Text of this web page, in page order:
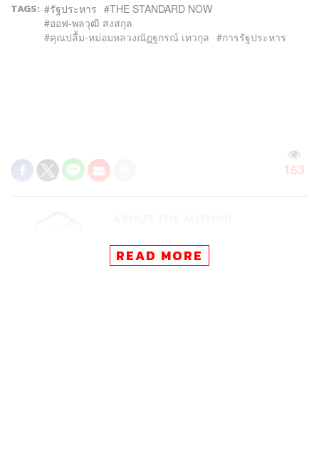
TAGS: รัฐประหาร
THE STANDARD NOW
ออฟ-พลวุฒิ สงสกุล
คุณปลื้ม-หม่อมหลวงณัฏฐกรณ์ เทวกุล
การรัฐประหาร
153
THE STANDARD TEAM
กองบรรณาธิการ THE STANDARD
READ MORE